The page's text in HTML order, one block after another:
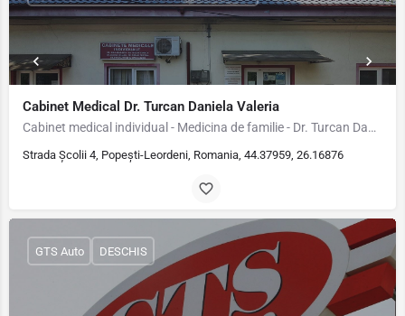
Cabinet Medical Dr. Turcan Daniela Valeria
Cabinet medical individual - Medicina de familie - Dr. Turcan Daniela Valeria Locatia cabinetului este pe…
Strada Școlii 4, Popești-Leordeni, Romania, 44.37959, 26.16876
GTS Auto DESCHIS